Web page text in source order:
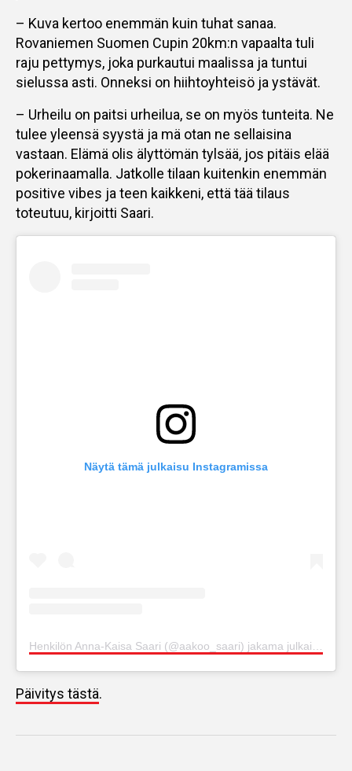
– Kuva kertoo enemmän kuin tuhat sanaa.
Rovaniemen Suomen Cupin 20km:n vapaalta tuli
raju pettymys, joka purkautui maalissa ja tuntui
sielussa asti. Onneksi on hiihtoyhteisö ja ystävät.
– Urheilu on paitsi urheilua, se on myös tunteita. Ne
tulee yleensä syystä ja mä otan ne sellaisina
vastaan. Elämä olis älyttömän tylsää, jos pitäis elää
pokerinaamalla. Jatkolle tilaan kuitenkin enemmän
positive vibes ja teen kaikkeni, että tää tilaus
toteutuu, kirjoitti Saari.
Näytä tämä julkaisu Instagramissa
Päivitys tästä.